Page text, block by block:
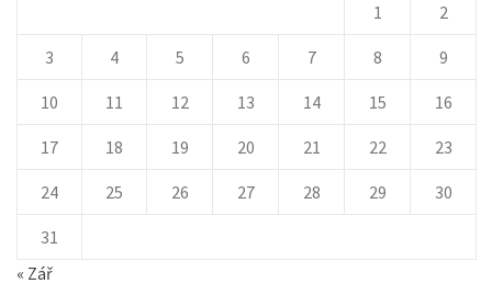
1
2
3 4 5 6 7 8 9
10 11 12 13 14 15 16
17 18 19 20 21 22 23
24 25 26 27 28 29 30
31
« Zář